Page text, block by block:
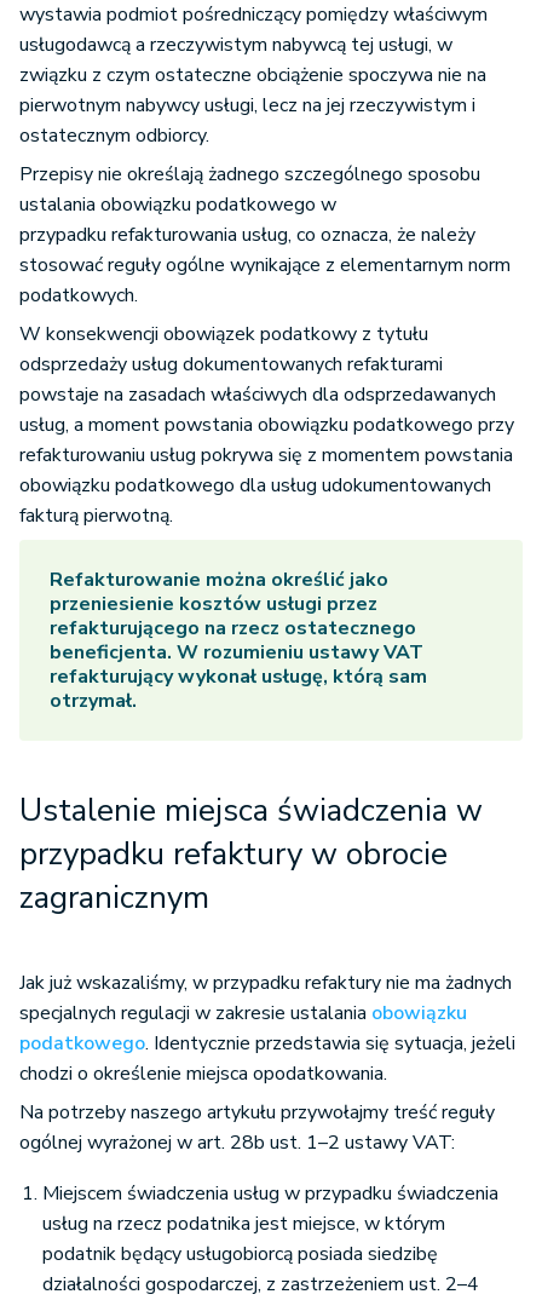
wystawia podmiot pośredniczący pomiędzy właściwym
usługodawcą a rzeczywistym nabywcą tej usługi, w
związku z czym ostateczne obciążenie spoczywa nie na
pierwotnym nabywcy usługi, lecz na jej rzeczywistym i
ostatecznym odbiorcy.
Przepisy nie określają żadnego szczególnego sposobu
ustalania obowiązku podatkowego w
przypadku refakturowania usług, co oznacza, że należy
stosować reguły ogólne wynikające z elementarnym norm
podatkowych.
W konsekwencji obowiązek podatkowy z tytułu
odsprzedaży usług dokumentowanych refakturami
powstaje na zasadach właściwych dla odsprzedawanych
usług, a moment powstania obowiązku podatkowego przy
refakturowaniu usług pokrywa się z momentem powstania
obowiązku podatkowego dla usług udokumentowanych
fakturą pierwotną.
Refakturowanie można określić jako
przeniesienie kosztów usługi przez
refakturującego na rzecz ostatecznego
beneficjenta. W rozumieniu ustawy VAT
refakturujący wykonał usługę, którą sam
otrzymał.
Ustalenie miejsca świadczenia w
przypadku refaktury w obrocie
zagranicznym
Jak już wskazaliśmy, w przypadku refaktury nie ma żadnych
specjalnych regulacji w zakresie ustalania obowiązku
podatkowego. Identycznie przedstawia się sytuacja, jeżeli
chodzi o określenie miejsca opodatkowania.
Na potrzeby naszego artykułu przywołajmy treść reguły
ogólnej wyrażonej w art. 28b ust. 1–2 ustawy VAT:
Miejscem świadczenia usług w przypadku świadczenia
usług na rzecz podatnika jest miejsce, w którym
podatnik będący usługobiorcą posiada siedzibę
działalności gospodarczej, z zastrzeżeniem ust. 2–4